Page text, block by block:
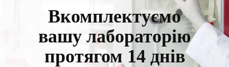
Вкомплектуємо
вашу лабораторію
протягом 14 днів